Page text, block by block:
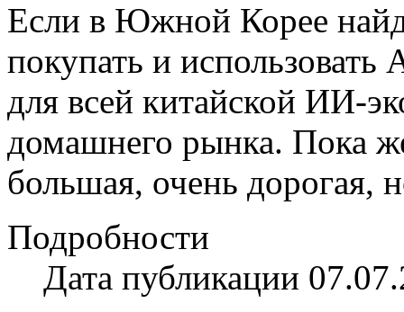
Если в Южной Корее
покупать и использовать
для всей китайской ИИ-
домашнего рынка. Пока
большая, очень дорогая,
Подробности
Дата публикации